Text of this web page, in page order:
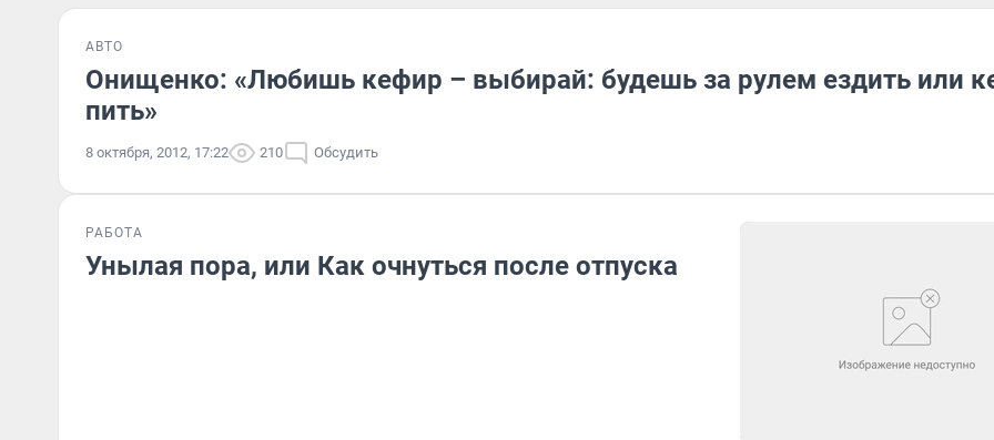
АВТО
Онищенко: «Любишь кефир – выбирай: будешь за рулем ездить или
пить»
8 октября, 2012, 17:22 210 Обсудить
РАБОТА
Унылая пора, или Как очнуться после отпуска